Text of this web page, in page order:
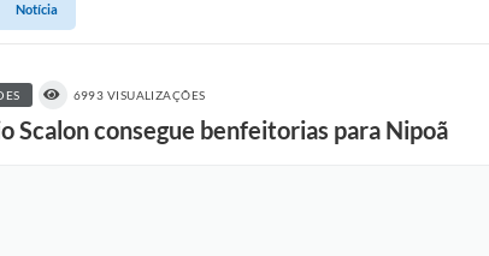
Notícia
6993 VISUALIZAÇÕES
Scalon consegue benfeitorias para Nipoã